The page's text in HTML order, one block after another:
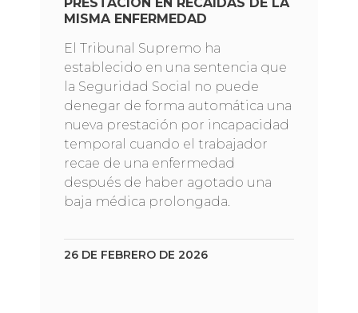
MISMA ENFERMEDAD
El Tribunal Supremo ha
establecido en una sentencia que
la Seguridad Social no puede
denegar de forma automática una
nueva prestación por incapacidad
temporal cuando el trabajador
recae de una enfermedad
después de haber agotado una
baja médica prolongada.
26 DE FEBRERO DE 2026